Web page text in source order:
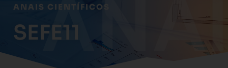
ANAIS CIENTÍFICOS
SEFE11